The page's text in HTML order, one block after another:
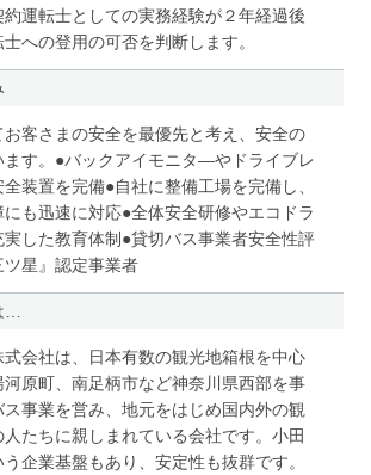
運転士としての実務経験が２年経過後
への登用の可否を判断します。
客さまの安全を最優先と考え、安全の
ます。●バックアイモニタ―やドライブレ
装置を完備●自社に整備工場を完備し、
も迅速に対応●全体安全研修やエコドラ
実した教育体制●貸切バス事業者安全性評
星』認定事業者
会社は、日本有数の観光地箱根を中心
原町、南足柄市など神奈川県西部を事
事業を営み、地元をはじめ国内外の観
たちに親しまれている会社です。小田
企業基盤もあり、安定性も抜群です。